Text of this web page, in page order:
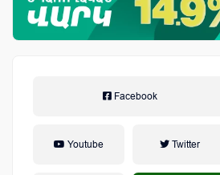
Facebook
Youtube Twitter